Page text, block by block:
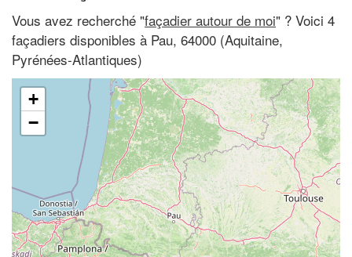
Vous avez recherché "façadier autour de moi" ? Voici 4
façadiers disponibles à Pau, 64000 (Aquitaine,
Pyrénées-Atlantiques)
+
−